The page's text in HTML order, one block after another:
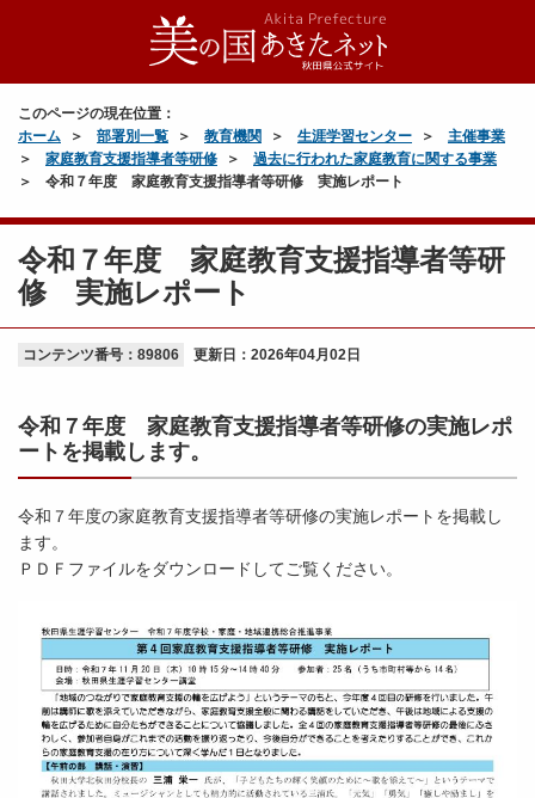
このページの現在位置：
ホーム
部署別一覧 教育機関 生涯学習センター
主催事業
家庭教育支援指導者等研修
過去に行われた家庭教育に関する事業
令和７年度 家庭教育支援指導者等研修 実施レポート
令和７年度 家庭教育支援指導者等研
修 実施レポート
コンテンツ番号：89806 更新日： 2026年04月02日
令和７年度 家庭教育支援指導者等研修の実施レポ
ートを掲載します。
令和７年度の家庭教育支援指導者等研修の実施レポートを掲載し
ます。
ＰＤＦファイルをダウンロードしてご覧ください。